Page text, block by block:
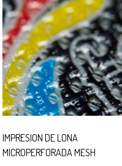
IMPRESION DE LONA
MICROPERFORADA MESH